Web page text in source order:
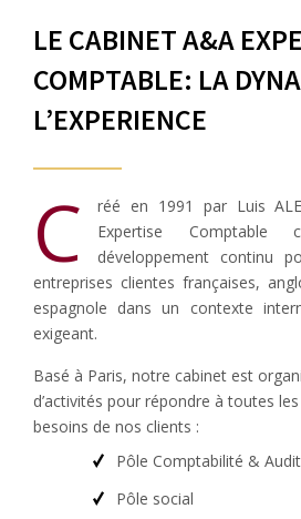
LE CABINET A&A
COMPTABLE: LA
L’EXPERIENCE
C
réé en 1991 par Luis
Expertise Comptable
développement continu
entreprises clientes françaises,
espagnole dans un contexte
exigeant.
Basé à Paris, notre cabinet est
d’activités pour répondre à toutes
besoins de nos clients :
Pôle Comptabilité & Audit
Pôle social